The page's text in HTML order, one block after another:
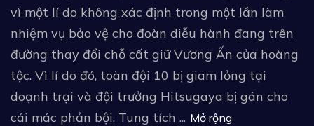
vì một lí do không xác định trong một lần làm
nhiệm vụ bảo vệ cho đoàn diễu hành đang trên
đường thay đổi chỗ cất giữ Vương Ấn của hoàng
tộc. Vì lí do đó, toàn đội 10 bị giam lỏng tại
doạnh trại và đội trưởng Hitsugaya bị gán cho
cái mác phản bội. Tung tích ... Mở rộng